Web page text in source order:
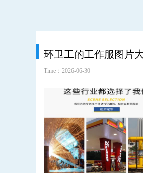
环卫工的工作服图片
Time：2026-06-30